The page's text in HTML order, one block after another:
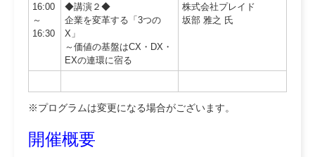
16:00
～
16:30
◆講演２◆
企業を変革する「3つの
X」
～価値の基盤はCX・DX・
EXの連環に宿る
株式会社プレイド
坂部 雅之 氏
※プログラムは変更になる場合がございます。
開催概要